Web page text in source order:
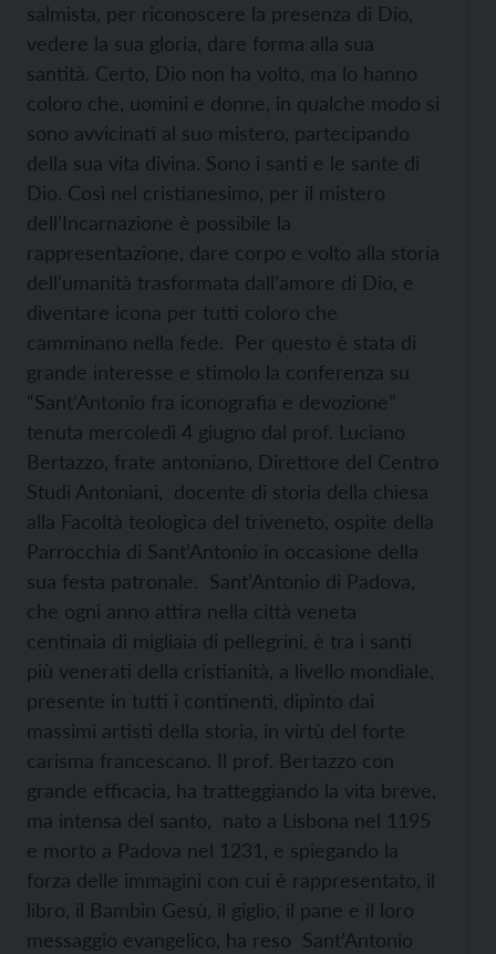
salmista, per riconoscere la presenza di Dio,
vedere la sua gloria, dare forma alla sua
santità. Certo, Dio non ha volto, ma lo hanno
coloro che, uomini e donne, in qualche modo si
sono avvicinati al suo mistero, partecipando
della sua vita divina. Sono i santi e le sante di
Dio. Così nel cristianesimo, per il mistero
dell’Incarnazione è possibile la
rappresentazione, dare corpo e volto alla storia
dell’umanità trasformata dall’amore di Dio, e
diventare icona per tutti coloro che
camminano nella fede. Per questo è stata di
grande interesse e stimolo la conferenza su
“Sant’Antonio fra iconografia e devozione”
tenuta mercoledì 4 giugno dal prof. Luciano
Bertazzo, frate antoniano, Direttore del Centro
Studi Antoniani, docente di storia della chiesa
alla Facoltà teologica del triveneto, ospite della
Parrocchia di Sant’Antonio in occasione della
sua festa patronale. Sant’Antonio di Padova,
che ogni anno attira nella città veneta
centinaia di migliaia di pellegrini, è tra i santi
più venerati della cristianità, a livello mondiale,
presente in tutti i continenti, dipinto dai
massimi artisti della storia, in virtù del forte
carisma francescano. Il prof. Bertazzo con
grande efficacia, ha tratteggiando la vita breve,
ma intensa del santo, nato a Lisbona nel 1195
e morto a Padova nel 1231, e spiegando la
forza delle immagini con cui è rappresentato, il
libro, il Bambin Gesù, il giglio, il pane e il loro
messaggio evangelico, ha reso Sant’Antonio